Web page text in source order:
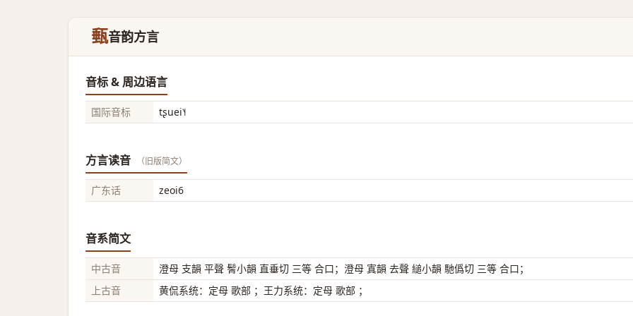
甀音韵方言
音标 & 周边语言
国际音标 tʂuei˥˧
方言读音 （旧版简文）
广东话 zeoi6
音系简文
中古音
澄母 支韻 平聲 鬌小韻 直垂切 三等 合口；澄母 寘韻 去聲 縋小韻 馳僞切 三等 合口；
上古音
黄侃系统：定母 歌部 ；王力系统：定母 歌部 ；